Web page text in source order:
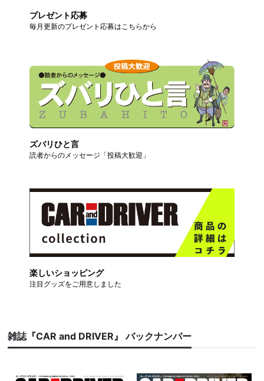
プレゼント応募
毎月更新のプレゼント応募はこちらから
ズバリひと言
読者からのメッセージ「投稿大歓迎」
楽しいショッピング
注目グッズをご用意しました
雑誌『CAR and DRIVER』 バックナンバー